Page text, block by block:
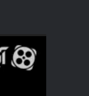
نمایشگر
ویدیو